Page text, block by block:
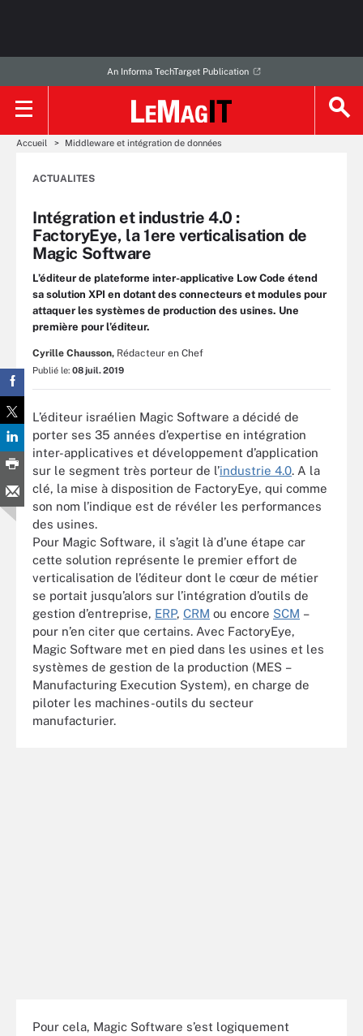
An Informa TechTarget Publication
Accueil Middleware et intégration de données
ACTUALITES
Intégration et industrie 4.0 :
FactoryEye, la 1ere verticalisation de
Magic Software
L’éditeur de plateforme inter-applicative Low Code étend
sa solution XPI en dotant des connecteurs et modules pour
attaquer les systèmes de production des usines. Une
première pour l’éditeur.
Cyrille Chausson, Rédacteur en Chef
Publié le: 08 juil. 2019
L’éditeur israélien Magic Software a décidé de
porter ses 35 années d’expertise en intégration
inter-applicatives et développement d’application
sur le segment très porteur de l’industrie 4.0. A la
clé, la mise à disposition de FactoryEye, qui comme
son nom l’indique est de révéler les performances
des usines.
Pour Magic Software, il s’agit là d’une étape car
cette solution représente le premier effort de
verticalisation de l’éditeur dont le cœur de métier
se portait jusqu’alors sur l’intégration d’outils de
gestion d’entreprise, ERP, CRM ou encore SCM –
pour n’en citer que certains. Avec FactoryEye,
Magic Software met en pied dans les usines et les
systèmes de gestion de la production (MES –
Manufacturing Execution System), en charge de
piloter les machines-outils du secteur
manufacturier.
Pour cela, Magic Software s’est logiquement